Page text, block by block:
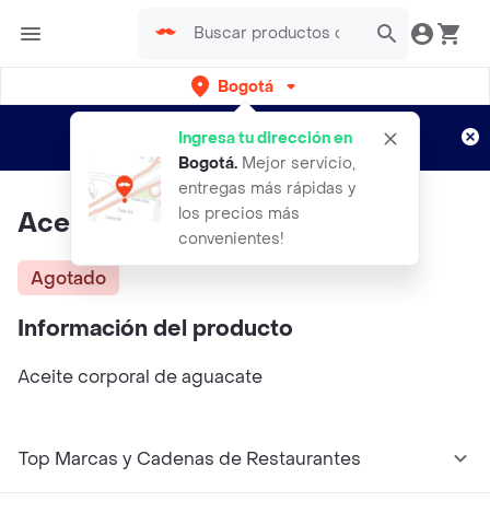
Bogotá
Ingresa tu dirección en
Bogotá. Mejor servicio,
entregas más rápidas y
los precios más
convenientes!
envíos gratis por semanas
Aplican TyC
Aceite Corporal De Aguacate
Agotado
Información del producto
Aceite corporal de aguacate
Top Marcas y Cadenas de Restaurantes